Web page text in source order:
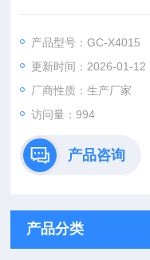
别出内部潜藏的异物。
产品型号：GC-X4015
更新时间：2026-01-12
厂商性质：生产厂家
访问量：994
产品咨询
产品分类